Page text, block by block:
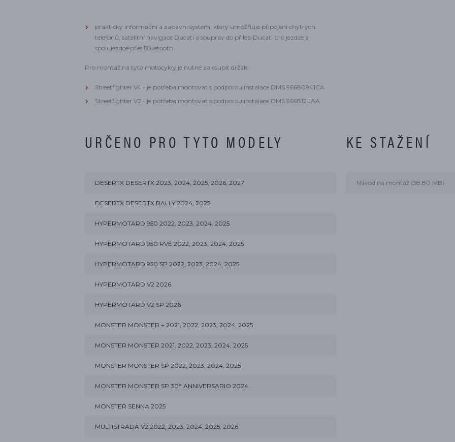
praktický informační a zábavní systém, který umožňuje připojení chytrých
telefonů, satelitní navigace Ducati a souprav do přileb Ducati pro jezdce a
spolujezdce přes Bluetooth
Pro montáž na tyto motocykly je nutné zakoupit držák:
Streetfighter V4 - je potřeba montovat s podporou instalace DMS 96680941CA
Streetfighter V2 - je potřeba montovat s podporou instalace DMS 96681211AA
URČENO PRO TYTO MODELY
DESERTX DESERTX 2023, 2024, 2025, 2026, 2027
DESERTX DESERTX RALLY 2024, 2025
HYPERMOTARD 950 2022, 2023, 2024, 2025
HYPERMOTARD 950 RVE 2022, 2023, 2024, 2025
HYPERMOTARD 950 SP 2022, 2023, 2024, 2025
HYPERMOTARD V2 2026
HYPERMOTARD V2 SP 2026
MONSTER MONSTER + 2021, 2022, 2023, 2024, 2025
MONSTER MONSTER 2021, 2022, 2023, 2024, 2025
MONSTER MONSTER SP 2022, 2023, 2024, 2025
MONSTER MONSTER SP 30° ANNIVERSARIO 2024
MONSTER SENNA 2025
MULTISTRADA V2 2022, 2023, 2024, 2025, 2026
KE STAŽENÍ
Návod na montáž (38,80 MB)